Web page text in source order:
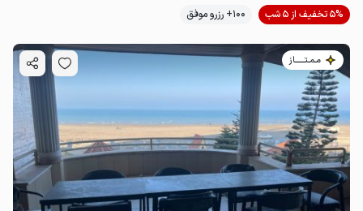
5% تخفیف از 5 شب
100+ رزرو موفق
مـمـتــــــاز